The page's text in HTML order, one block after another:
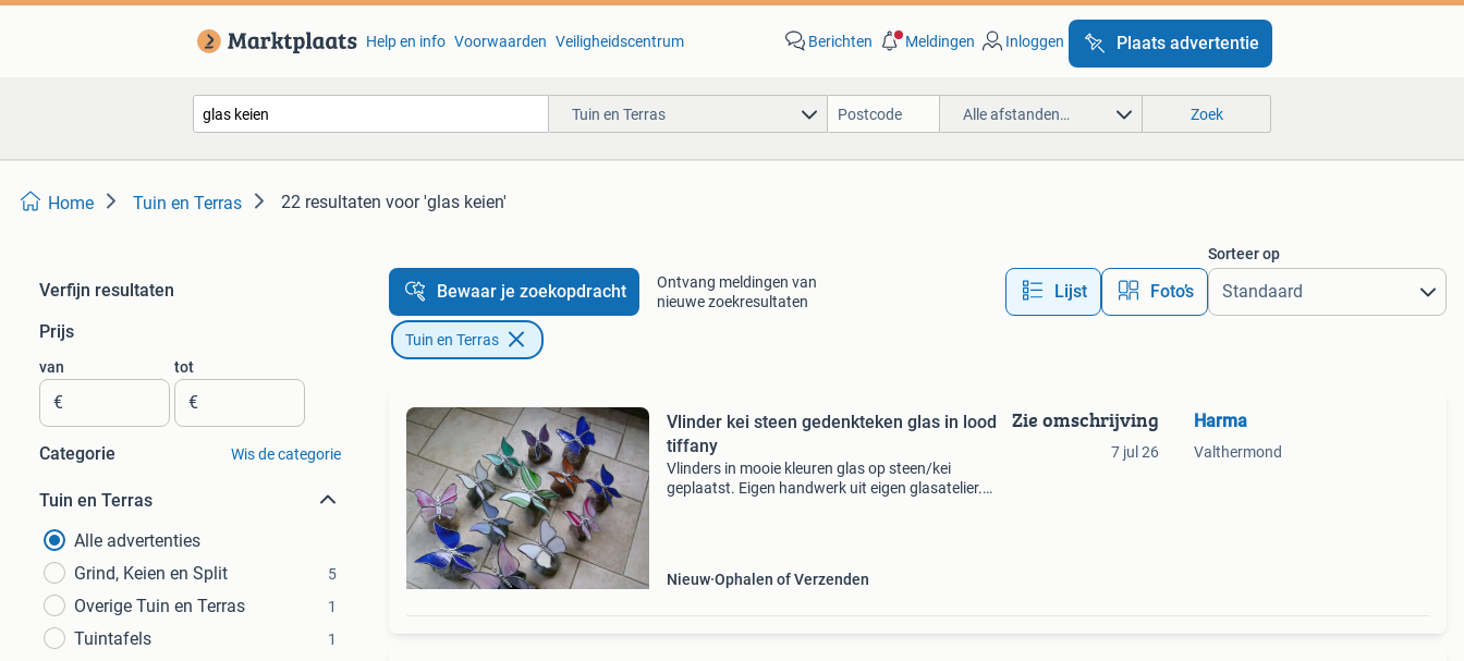
Help en info Voorwaarden Veiligheidscentrum Berichten Meldingen Inloggen Plaats advertentie
Tuin en Terras Alle afstanden… Zoek
Home Tuin en Terras 22 resultaten voor 'glas keien'
Verfijn resultaten
Prijs
van
€
tot
€
Categorie Wis de categorie
Tuin en Terras
Alle advertenties
Grind, Keien en Split
5
Overige Tuin en Terras 1
Tuintafels 1
Bewaar je zoekopdracht
Ontvang meldingen van
nieuwe zoekresultaten
Lijst Foto’s
Sorteer op
Tuin en Terras
Vlinder kei steen gedenkteken glas in lood
tiffany
Vlinders in mooie kleuren glas op steen/kei
geplaatst. Eigen handwerk uit eigen glasatelier.
Nieuw Ophalen of Verzenden
Zie omschrijving
7 jul 26
Harma
Valthermond